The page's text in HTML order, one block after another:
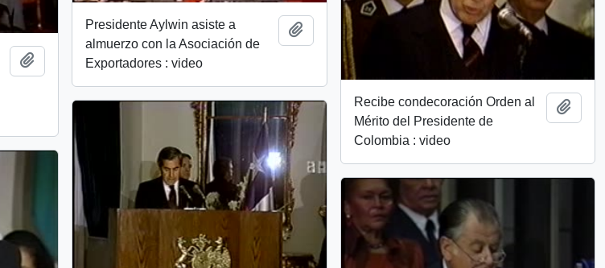
Presidente Aylwin asiste a
almuerzo con la Asociación de
Exportadores : video
Add to clipboard
Add to clipboard
Recibe condecoración Orden al
Mérito del Presidente de
Colombia : video
Add